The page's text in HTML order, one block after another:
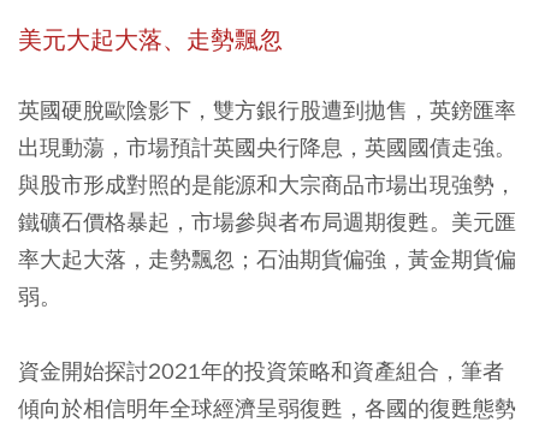
美元大起大落、走勢飄忽
英國硬脫歐陰影下，雙方銀行股遭到拋售，英鎊匯率
出現動蕩，市場預計英國央行降息，英國國債走強。
與股市形成對照的是能源和大宗商品市場出現強勢，
鐵礦石價格暴起，市場參與者布局週期復甦。美元匯
率大起大落，走勢飄忽；石油期貨偏強，黃金期貨偏
弱。
資金開始探討2021年的投資策略和資產組合，筆者
傾向於相信明年全球經濟呈弱復甦，各國的復甦態勢